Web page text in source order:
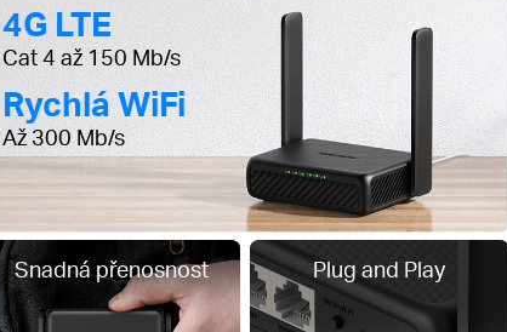
4G LTE
Cat 4 až 150 Mb/s
Rychlá WiFi
Až 300 Mb/s
Snadná přenosnost Plug and Play